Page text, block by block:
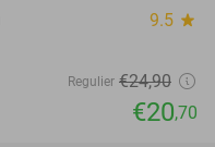
9.5 star
Regulier €24,90
€20,70